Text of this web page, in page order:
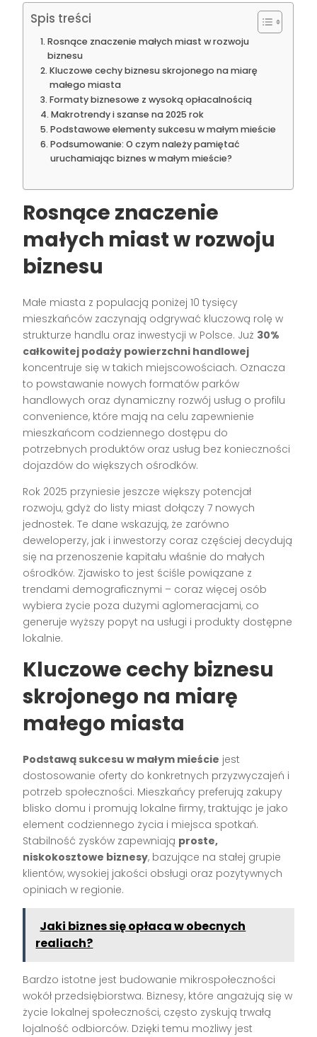
Spis treści
Rosnące znaczenie małych miast w rozwoju
biznesu
Kluczowe cechy biznesu skrojonego na miarę
małego miasta
Formaty biznesowe z wysoką opłacalnością
Makrotrendy i szanse na 2025 rok
Podstawowe elementy sukcesu w małym mieście
Podsumowanie: O czym należy pamiętać
uruchamiając biznes w małym mieście?
Rosnące znaczenie
małych miast w rozwoju
biznesu
Małe miasta z populacją poniżej 10 tysięcy
mieszkańców zaczynają odgrywać kluczową rolę w
strukturze handlu oraz inwestycji w Polsce. Już 30%
całkowitej podaży powierzchni handlowej
koncentruje się w takich miejscowościach. Oznacza
to powstawanie nowych formatów parków
handlowych oraz dynamiczny rozwój usług o profilu
convenience, które mają na celu zapewnienie
mieszkańcom codziennego dostępu do
potrzebnych produktów oraz usług bez konieczności
dojazdów do większych ośrodków.
Rok 2025 przyniesie jeszcze większy potencjał
rozwoju, gdyż do listy miast dołączy 7 nowych
jednostek. Te dane wskazują, że zarówno
deweloperzy, jak i inwestorzy coraz częściej decydują
się na przenoszenie kapitału właśnie do małych
ośrodków. Zjawisko to jest ściśle powiązane z
trendami demograficznymi – coraz więcej osób
wybiera życie poza dużymi aglomeracjami, co
generuje wyższy popyt na usługi i produkty dostępne
lokalnie.
Kluczowe cechy biznesu
skrojonego na miarę
małego miasta
Podstawą sukcesu w małym mieście jest
dostosowanie oferty do konkretnych przyzwyczajeń i
potrzeb społeczności. Mieszkańcy preferują zakupy
blisko domu i promują lokalne firmy, traktując je jako
element codziennego życia i miejsca spotkań.
Stabilność zysków zapewniają proste,
niskokosztowe biznesy, bazujące na stałej grupie
klientów, wysokiej jakości obsługi oraz pozytywnych
opiniach w regionie.
Jaki biznes się opłaca w obecnych
realiach?
Bardzo istotne jest budowanie mikrospołeczności
wokół przedsiębiorstwa. Biznesy, które angażują się w
życie lokalnej społeczności, często zyskują trwałą
lojalność odbiorców. Dzięki temu możliwy jest